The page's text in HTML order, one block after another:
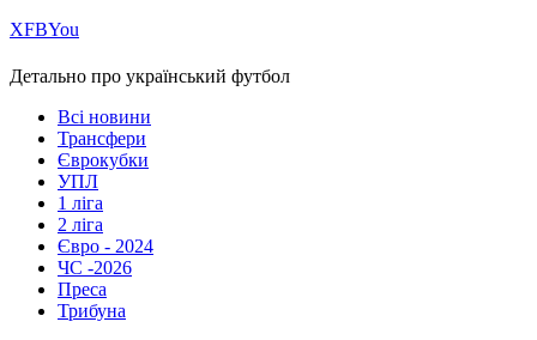
ХFBYou
Детально про український футбол
Всі новини
Трансфери
Єврокубки
УПЛ
1 ліга
2 ліга
Євро - 2024
ЧС -2026
Преса
Трибуна